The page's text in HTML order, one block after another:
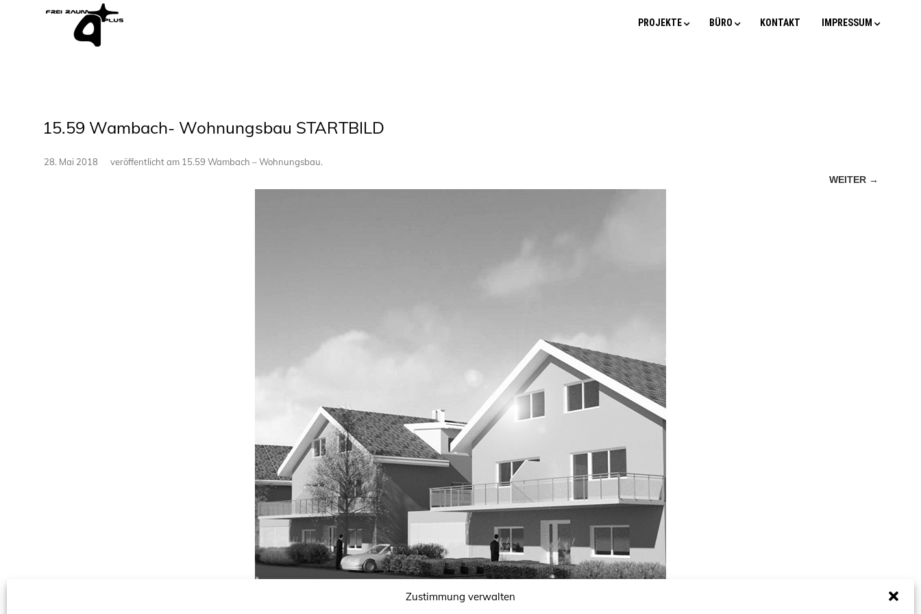
Zustimmung verwalten
PROJEKTE BÜRO KONTAKT IMPRESSUM
15.59 Wambach- Wohnungsbau STARTBILD
veröffentlicht
28. Mai 2018 am 15.59 Wambach – Wohnungsbau.
WEITER →